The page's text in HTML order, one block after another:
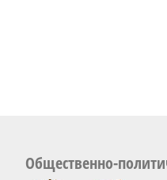
Общественно-